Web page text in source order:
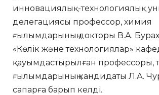
инновациялық-технологиялық
делегациясы профессор, химия
ғылымдарының докторы В.А.
«Көлік және технологиялар»
қауымдастырылған профессоры,
ғылымдарының кандидаты Л.А.
сапарға барып келді.